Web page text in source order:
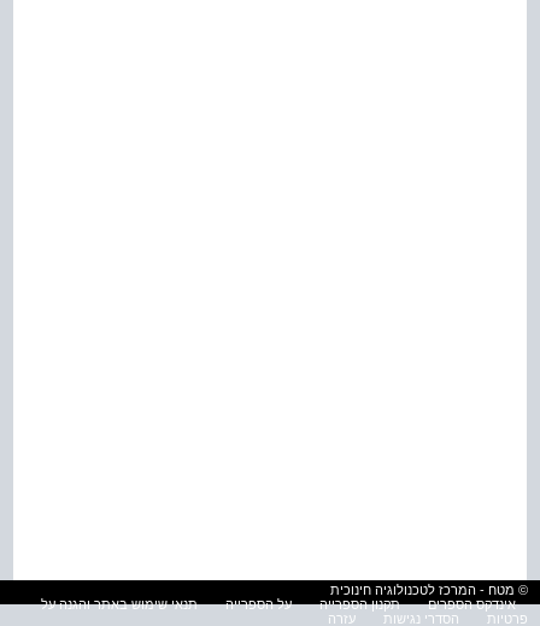
© מטח - המרכז לטכנולוגיה חינוכית
אינדקס הספרים
תקנון הספרייה על הספרייה
תנאי שימוש באתר והגנה על
פרטיות
הסדרי נגישות עזרה